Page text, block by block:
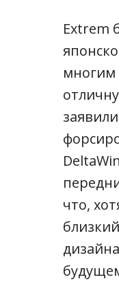
Extrem
многим
что,